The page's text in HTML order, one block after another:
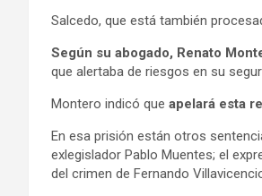
Salcedo, que está también
Según su abogado, Renato
que alertaba de riesgos en su
Montero indicó que apelará esta
En esa prisión están otros
exlegislador Pablo Muentes; el
del crimen de Fernando